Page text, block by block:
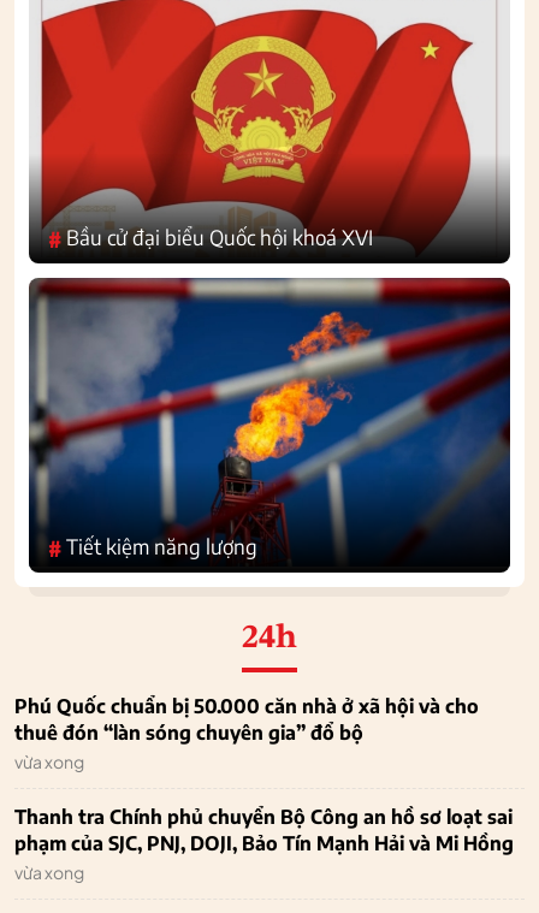
#Bầu cử đại biểu Quốc hội khoá XVI
#Tiết kiệm năng lượng
24h
Phú Quốc chuẩn bị 50.000 căn nhà ở xã hội và cho
thuê đón “làn sóng chuyên gia” đổ bộ
vừa xong
Thanh tra Chính phủ chuyển Bộ Công an hồ sơ loạt sai
phạm của SJC, PNJ, DOJI, Bảo Tín Mạnh Hải và Mi Hồng
vừa xong